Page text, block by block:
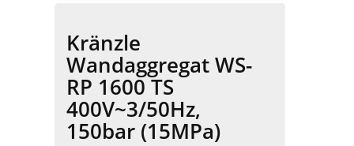
Kränzle
Wandaggregat WS-
RP 1600 TS
400V~3/50Hz,
150bar (15MPa)